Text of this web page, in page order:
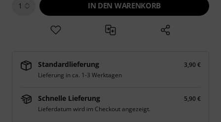
1 IN DEN WARENKORB
Standardlieferung
3,90 €
Lieferung in ca. 1-3 Werktagen
Schnelle Lieferung
5,90 €
Lieferdatum wird im Checkout angezeigt.